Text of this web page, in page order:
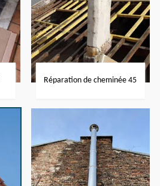
Réparation de cheminée 45